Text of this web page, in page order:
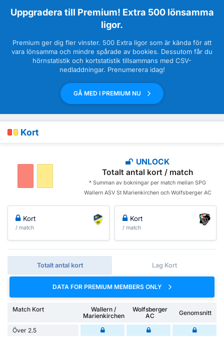
Uppgradera till Premium! Extra 500 lönsamma
ligor.
Premium ger dig fler vinster. 500 Extra ligor som är kända för att
vara lönsamma och mindre spårade av bookies. Dessutom får du
hörnstatistik och kortstatistik tillsammans med CSV-
nedladdningar. Prenumerera idag!
GÅ MED I PREMIUM NU
Kort
UNLOCK
Totalt antal kort / match
* Summan av bokningar per match mellan SPG
Wallern ASV St Marienkirchen och Wolfsberger AC
Kort
/ match
Kort
/ match
Totalt antal kort Lag Kort
DATA FOR PREMIUM MEMBERS ONLY
Match Kort
Wallern /
Marienkirchen
Wolfsberger
AC
Genomsnitt
Över 2.5